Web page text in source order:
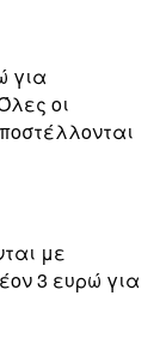
για
οι
με
3 ευρώ για